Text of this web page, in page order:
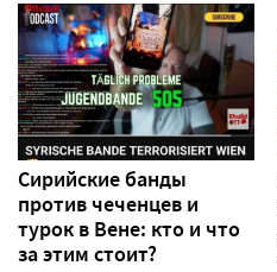
Сирийские банды
против чеченцев и
турок в Вене: кто и что
за этим стоит?